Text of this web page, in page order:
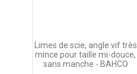
Limes de scie, angle vif très
mince pour taille mi-douce,
sans manche - BAHCO